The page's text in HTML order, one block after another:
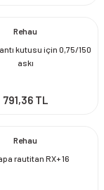
Rehau
kutusu için 0,75/150
askı
791,36 TL
Rehau
rautitan RX+ 16